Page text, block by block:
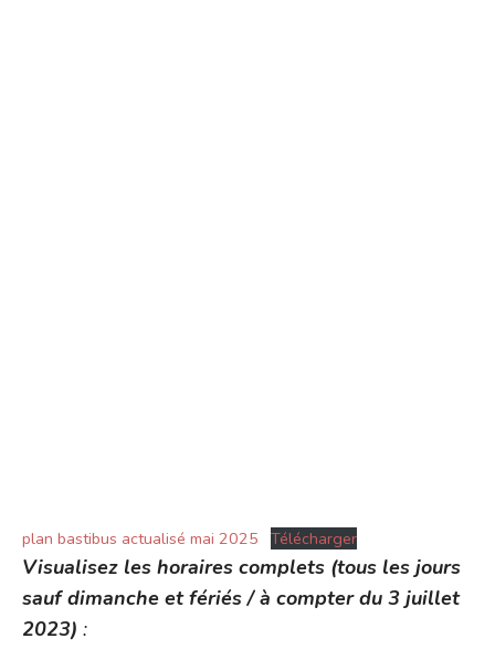
plan bastibus actualisé mai 2025 Télécharger
Visualisez les horaires complets (tous les jours
sauf dimanche et fériés / à compter du 3 juillet
2023) :